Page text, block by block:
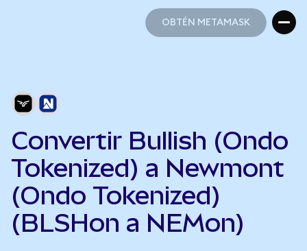
OBTÉN METAMASK
Convertir Bullish (Ondo
Tokenized) a Newmont
(Ondo Tokenized)
(BLSHon a NEMon)